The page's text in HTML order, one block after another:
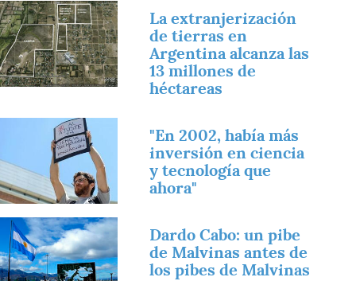
La extranjerización
de tierras en
Argentina alcanza las
13 millones de
héctareas
"En 2002, había más
inversión en ciencia
y tecnología que
ahora"
Dardo Cabo: un pibe
de Malvinas antes de
los pibes de Malvinas